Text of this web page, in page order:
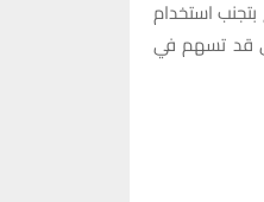
استخدام
قد تسهم في